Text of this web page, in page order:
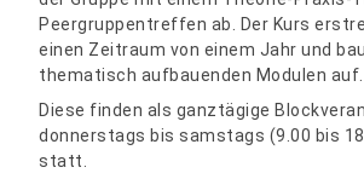
Peergruppentreffen ab. Der Kurs
einen Zeitraum von einem Jahr und
thematisch aufbauenden Modulen auf.
Diese finden als ganztägige
donnerstags bis samstags (9.00 bis
statt.